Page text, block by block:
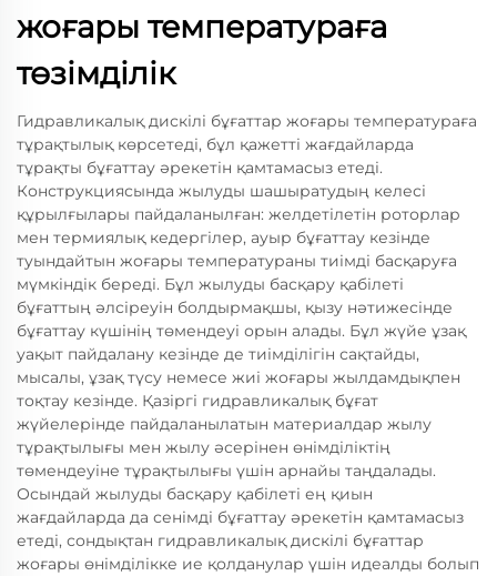
жоғары температураға
төзімділік
Гидравликалық дискілі бұғаттар жоғары температураға
тұрақтылық көрсетеді, бұл қажетті жағдайларда
тұрақты бұғаттау әрекетін қамтамасыз етеді.
Конструкциясында жылуды шашыратудың келесі
құрылғылары пайдаланылған: желдетілетін роторлар
мен термиялық кедергілер, ауыр бұғаттау кезінде
туындайтын жоғары температураны тиімді басқаруға
мүмкіндік береді. Бұл жылуды басқару қабілеті
бұғаттың әлсіреуін болдырмақшы, қызу нәтижесінде
бұғаттау күшінің төмендеуі орын алады. Бұл жүйе ұзақ
уақыт пайдалану кезінде де тиімділігін сақтайды,
мысалы, ұзақ түсу немесе жиі жоғары жылдамдықпен
тоқтау кезінде. Қазіргі гидравликалық бұғат
жүйелерінде пайдаланылатын материалдар жылу
тұрақтылығы мен жылу әсерінен өнімділіктің
төмендеуіне тұрақтылығы үшін арнайы таңдалады.
Осындай жылуды басқару қабілеті ең қиын
жағдайларда да сенімді бұғаттау әрекетін қамтамасыз
етеді, сондықтан гидравликалық дискілі бұғаттар
жоғары өнімділікке ие қолданулар үшін идеалды болып